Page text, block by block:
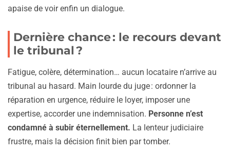
apaise de voir enfin un dialogue.
Dernière chance : le recours devant
le tribunal ?
Fatigue, colère, détermination… aucun locataire n’arrive au
tribunal au hasard. Main lourde du juge : ordonner la
réparation en urgence, réduire le loyer, imposer une
expertise, accorder une indemnisation. Personne n’est
condamné à subir éternellement. La lenteur judiciaire
frustre, mais la décision finit bien par tomber.